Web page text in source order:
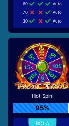
60
Auto
70
Auto
30
Auto
Hot Spin
95%